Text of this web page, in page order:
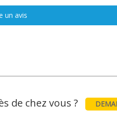
un avis
de chez vous ?